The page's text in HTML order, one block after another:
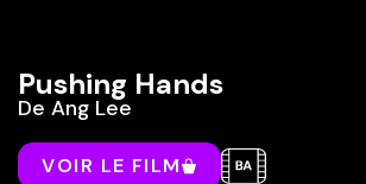
Pushing Hands
De Ang Lee
VOIR LE FILM